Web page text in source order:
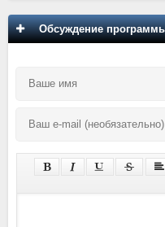
Обсуждение